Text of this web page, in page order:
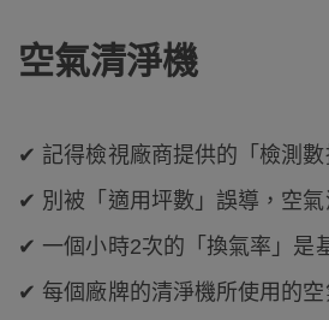
空氣清淨機
✔ 記得檢視廠商提供的「檢測
✔ 別被「適用坪數」誤導，空
✔ 一個小時2次的「換氣率」是
✔ 每個廠牌的清淨機所使用的